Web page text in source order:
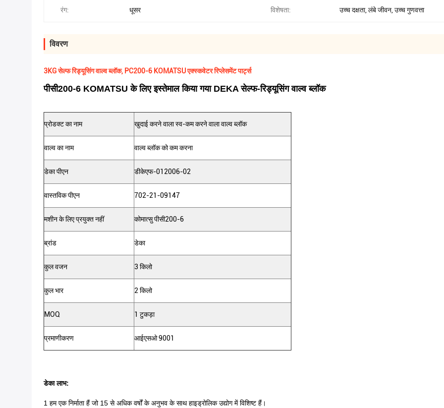
रंग: धूसर विशेषता: उच्च दक्षता, लंबे जीवन, उच्च गुणवत्ता
विवरण
3KG सेल्फ रिड्यूसिंग वाल्व ब्लॉक, PC200-6 KOMATSU एक्स्कवेटर रिप्लेसमेंट पार्ट्स
पीसी200-6 KOMATSU के लिए इस्तेमाल किया गया DEKA सेल्फ-रिड्यूसिंग वाल्व ब्लॉक
प्रोडक्ट का नाम खुदाई करने वाला स्व-कम करने वाला वाल्व ब्लॉक
वाल्व का नाम वाल्व ब्लॉक को कम करना
डेका पीएन डीकेएफ-012006-02
वास्तविक पीएन 702-21-09147
मशीन के लिए प्रयुक्त नहीं कोमात्सु पीसी200-6
ब्रांड डेका
कुल वजन 3 किलो
कुल भार 2 किलो
MOQ 1 टुकड़ा
प्रमाणीकरण आईएसओ 9001
डेका लाभ:
1 हम एक निर्माता हैं जो 15 से अधिक वर्षों के अनुभव के साथ हाइड्रोलिक उद्योग में विशिष्ट हैं।